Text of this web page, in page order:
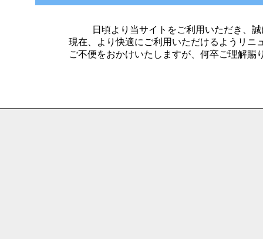
日頃より当サイトをご利用いただき、
現在、より快適にご利用いただけるようリニ
ご不便をおかけいたしますが、何卒ご理解賜